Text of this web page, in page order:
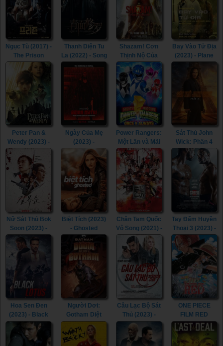
Must Die (2023)
Ngục Tù (2017) -
The Prison
(2017)
Thanh Diện Tu
La (2022) - Song
of the
Assassins
(2022)
Shazam! Cơn
Thịnh Nộ Của
Các Vị Thần
(2023) -
Shazam! Fury of
the Gods (2023)
Bay Vào Tử Địa
(2023) - Plane
Peter Pan &
Wendy (2023) -
Peter Pan &
Wendy (2023)
Ngày Của Mẹ
(2023) -
Mother's Day
(2023)
Power Rangers:
Một Lần và Mãi
Mãi (2023) -
Mighty Morphin
Power Rangers:
Once & Always
(2023)
Sát Thủ John
Wick: Phần 4
(2023) - John
Wick: Chapter 4
Nữ Sát Thủ Bok
Soon (2023) -
(2023)
Biệt Tích (2023)
- Ghosted
(2023)
Chân Tam Quốc
Vô Song (2021) -
Dynasty
Warriors (2021)
Tay Đấm Huyền
Thoại 3 (2023) -
Creed III (2023)
Hoa Sen Đen
(2023) - Black
Lotus (2023)
Người Dơi:
Gotham Diệt
Vong (2023) -
Batman: The
Doom That
Câu Lạc Bộ Sát
Thủ (2023) -
Assassin Club
(2023)
ONE PIECE
FILM RED
(2022) - ONE
PIECE FILM
RED (2022)